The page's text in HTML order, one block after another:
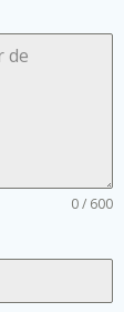
0 / 600